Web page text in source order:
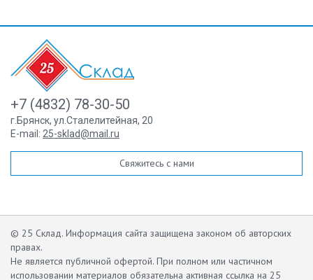
+7 (4832) 78-30-50
г.Брянск, ул.Сталелитейная, 20
E-mail: 25-sklad@mail.ru
Свяжитесь с нами
© 25 Склад. Информация сайта защищена законом об авторских
правах.
Не является публичной офертой. При полном или частичном
использовании материалов обязательна активная ссылка на 25